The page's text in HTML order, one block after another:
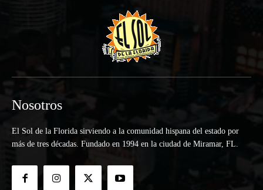
Nosotros
El Sol de la Florida sirviendo a la comunidad hispana del estado por
más de tres décadas. Fundado en 1994 en la ciudad de Miramar, FL.